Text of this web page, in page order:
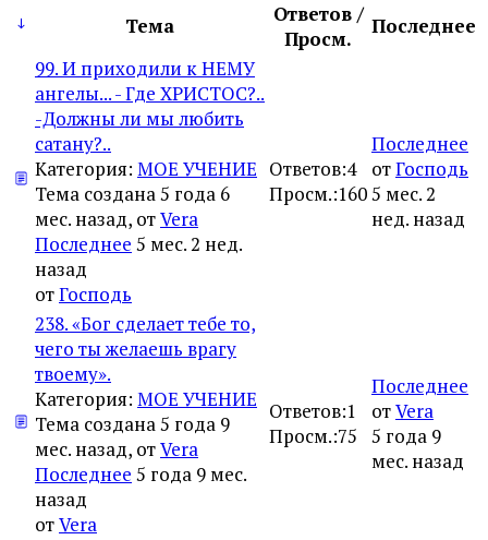
Тема
Ответов /
Просм.
Последнее
99. И приходили к НЕМУ
ангелы... - Где ХРИСТОС?..
-Должны ли мы любить
сатану?..
Категория: МОЕ УЧЕНИЕ
Тема создана 5 года 6
мес. назад, отVera
Последнее 5 мес. 2 нед.
назад
отГосподь
Ответов:4
Просм.:160
Последнее
отГосподь
5 мес. 2
нед. назад
238. «Бог сделает тебе то,
чего ты желаешь врагу
твоему».
Категория: МОЕ УЧЕНИЕ
Тема создана 5 года 9
мес. назад, отVera
Последнее 5 года 9 мес.
назад
отVera
Ответов:1
Просм.:75
Последнее
отVera
5 года 9
мес. назад